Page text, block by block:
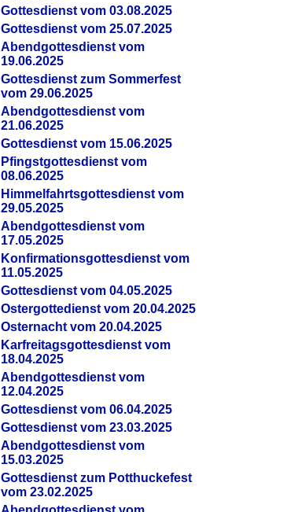
Gottesdienst vom 03.08.2025
Gottesdienst vom 25.07.2025
Abendgottesdienst vom
19.06.2025
Gottesdienst zum Sommerfest
vom 29.06.2025
Abendgottesdienst vom
21.06.2025
Gottesdienst vom 15.06.2025
Pfingstgottesdienst vom
08.06.2025
Himmelfahrtsgottesdienst vom
29.05.2025
Abendgottesdienst vom
17.05.2025
Konfirmationsgottesdienst vom
11.05.2025
Gottesdienst vom 04.05.2025
Ostergottedienst vom 20.04.2025
Osternacht vom 20.04.2025
Karfreitagsgottesdienst vom
18.04.2025
Abendgottesdienst vom
12.04.2025
Gottesdienst vom 06.04.2025
Gottesdienst vom 23.03.2025
Abendgottesdienst vom
15.03.2025
Gottesdienst zum Potthuckefest
vom 23.02.2025